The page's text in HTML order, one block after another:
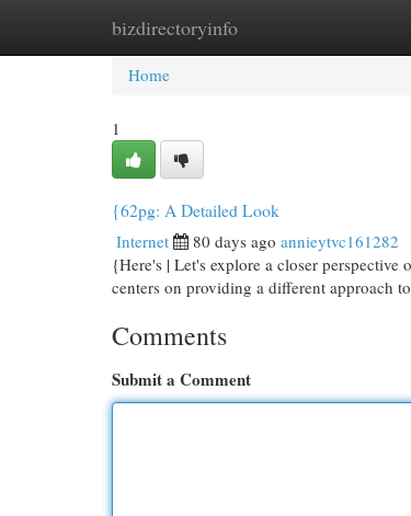
bizdirectoryinfo
Home New Site Listings
Home
1
{62pg: A Detailed Look
Internet 80 days ago annieytvc161282
{Here's | Let's explore a closer
centers on providing a different approach
Comments
Submit a Comment